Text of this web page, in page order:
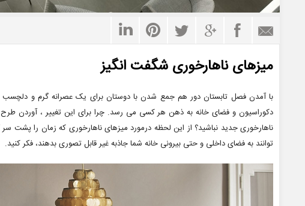
میزهای ناهارخوری شگفت انگیز
با آمدن فصل تابستان دور هم جمع شدن با دوستان برای یک عصرانه گرم و دلچسب
دکوراسیون و فضای خانه به ذهن هر کسی می رسد. چرا برای این تغییر ، آوردن طرح
ناهارخوری جدید نباشید؟ از این لحظه درمورد میزهای ناهارخوری که زمان را پشت
توانند به فضای داخلی و حتی بیرونی خانه شما جاذبه غیر قابل تصوری بدهند، فکر کنید.